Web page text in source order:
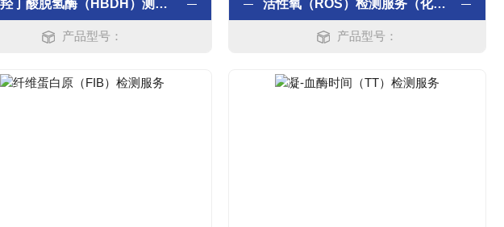
α-羟丁酸脱氢酶（HBDH）测定检测服务
产品型号：
活性氧（ROS）检测服务（化学荧光法）
产品型号：